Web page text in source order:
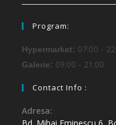
Program:
Hypermarket: 07:00 -
Galerie: 09:00 - 21:00
Contact Info :
Adresa: